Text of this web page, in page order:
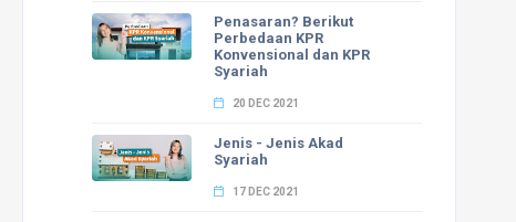
Penasaran? Berikut
Perbedaan KPR
Konvensional dan KPR
Syariah
20 DEC 2021
Jenis - Jenis Akad
Syariah
17 DEC 2021